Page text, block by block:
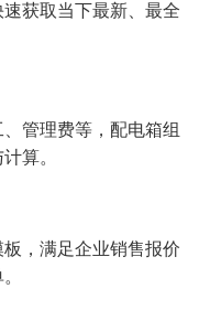
获取当下最新、最全
管理费等，配电箱组
算。
，满足企业销售报价